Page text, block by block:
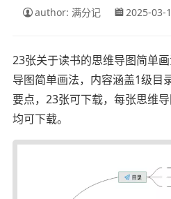
author: 满分记 2025-03-
23张关于读书的思维导图简单
导图简单画法，内容涵盖1级目
要点，23张可下载，每张思维
均可下载。